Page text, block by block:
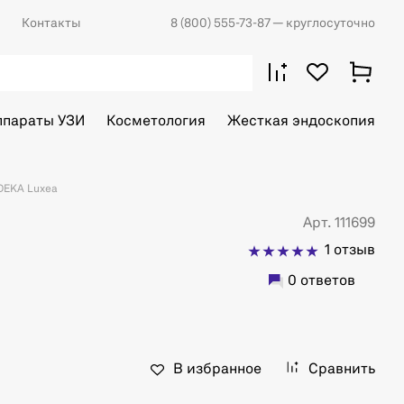
Контакты 8 (800) 555-73-87 — круглосуточно
УЗИ Косметология Жесткая эндоскопия
Luxea
Арт. 111699
1 отзыв
0 ответов
В избранное Сравнить